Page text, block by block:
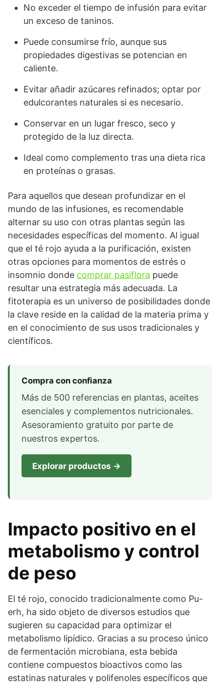
No exceder el tiempo de infusión para evitar
un exceso de taninos.
Puede consumirse frío, aunque sus
propiedades digestivas se potencian en
caliente.
Evitar añadir azúcares refinados; optar por
edulcorantes naturales si es necesario.
Conservar en un lugar fresco, seco y
protegido de la luz directa.
Ideal como complemento tras una dieta rica
en proteínas o grasas.
Para aquellos que desean profundizar en el
mundo de las infusiones, es recomendable
alternar su uso con otras plantas según las
necesidades específicas del momento. Al igual
que el té rojo ayuda a la purificación, existen
otras opciones para momentos de estrés o
insomnio donde comprar pasiflora puede
resultar una estrategia más adecuada. La
fitoterapia es un universo de posibilidades donde
la clave reside en la calidad de la materia prima y
en el conocimiento de sus usos tradicionales y
científicos.
Compra con confianza
Más de 500 referencias en plantas, aceites
esenciales y complementos nutricionales.
Asesoramiento gratuito por parte de
nuestros expertos.
Explorar productos →
Impacto positivo en el
metabolismo y control
de peso
El té rojo, conocido tradicionalmente como Pu-
erh, ha sido objeto de diversos estudios que
sugieren su capacidad para optimizar el
metabolismo lipídico. Gracias a su proceso único
de fermentación microbiana, esta bebida
contiene compuestos bioactivos como las
estatinas naturales y polifenoles específicos que